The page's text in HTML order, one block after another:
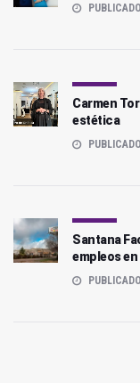
Carmen
estética
Santana
empleos